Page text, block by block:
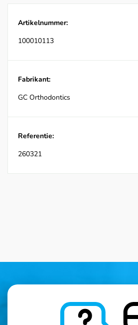
Artikelnummer:
100010113
Fabrikant:
GC Orthodontics
Referentie:
260321